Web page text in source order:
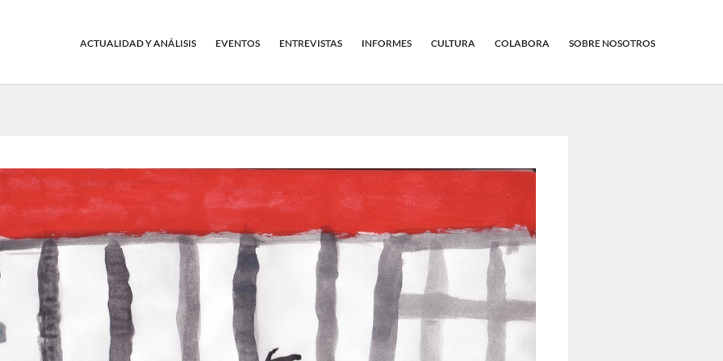
ACTUALIDAD Y ANÁLISIS EVENTOS ENTREVISTAS INFORMES CULTURA COLABORA SOBRE NOSOTROS